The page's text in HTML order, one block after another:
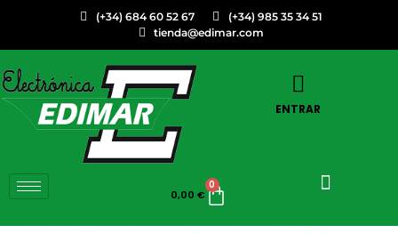
(+34) 684 60 52 67
(+34) 985 35 34 51
tienda@edimar.com
ENTRAR
0,00 €
0